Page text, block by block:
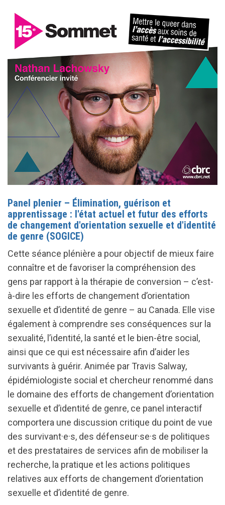
Panel plenier – Élimination, guérison et
apprentissage : l'état actuel et futur des efforts
de changement d'orientation sexuelle et d'identité
de genre (SOGICE)
Cette séance plénière a pour objectif de mieux faire
connaître et de favoriser la compréhension des
gens par rapport à la thérapie de conversion – c’est-
à-dire les efforts de changement d’orientation
sexuelle et d’identité de genre – au Canada. Elle vise
également à comprendre ses conséquences sur la
sexualité, l’identité, la santé et le bien-être social,
ainsi que ce qui est nécessaire afin d’aider les
survivants à guérir. Animée par Travis Salway,
épidémiologiste social et chercheur renommé dans
le domaine des efforts de changement d’orientation
sexuelle et d’identité de genre, ce panel interactif
comportera une discussion critique du point de vue
des survivant·e·s, des défenseur·se·s de politiques
et des prestataires de services afin de mobiliser la
recherche, la pratique et les actions politiques
relatives aux efforts de changement d’orientation
sexuelle et d’identité de genre.